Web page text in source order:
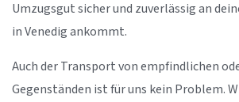
Umzugsgut sicher und zuverlässig an
in Venedig ankommt.
Auch der Transport von empfindlichen
Gegenständen ist für uns kein Problem.